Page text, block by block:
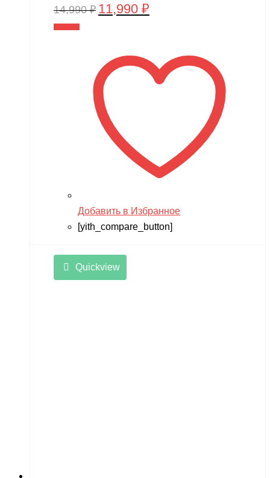
14,990₽ Первоначальная
14,990 ₽.
11,990 ₽
Добавить в Избранное
[yith_compare_button]
Quickview